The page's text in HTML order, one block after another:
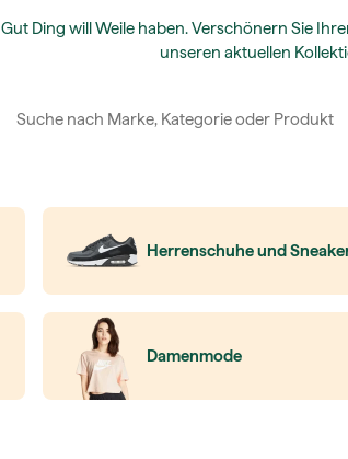
Gut Ding will Weile haben. Verschönern Sie
unseren aktuellen
Herrenschuhe und
Damenmode